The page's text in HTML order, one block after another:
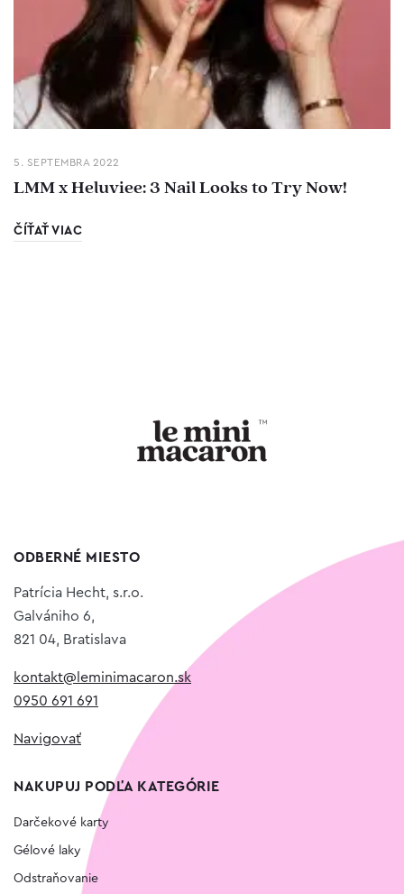
5. SEPTEMBRA 2022
LMM x Heluviee: 3 Nail Looks to Try Now!
ČÍŤAŤ VIAC
ODBERNÉ MIESTO
Patrícia Hecht, s.r.o.
Galvániho 6,
821 04, Bratislava
kontakt@leminimacaron.sk
0950 691 691
Navigovať
NAKUPUJ PODĽA KATEGÓRIE
Darčekové karty
Gélové laky
Odstraňovanie